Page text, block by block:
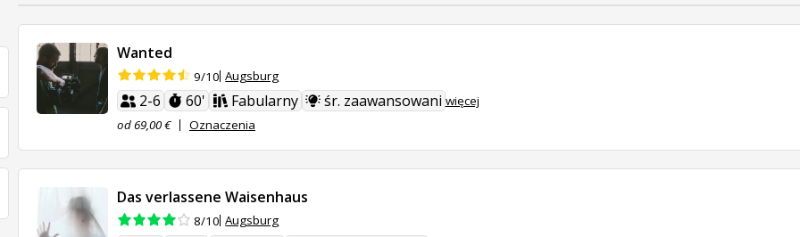
Wanted
9/10 Augsburg
2-6 60' Fabularny śr. zaawansowani więcej
od 69,00 €
Oznaczenia
Das verlassene Waisenhaus
8/10 Augsburg